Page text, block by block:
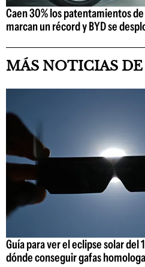
Caen 30% los patentamientos
marcan un récord y BYD se
MÁS NOTICIAS DE
Guía para ver el eclipse solar del
dónde conseguir gafas